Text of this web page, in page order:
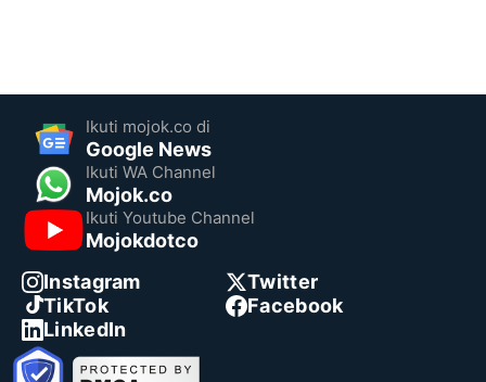
Ikuti mojok.co di
Google News
Ikuti WA Channel
Mojok.co
Ikuti Youtube Channel
Mojokdotco
Instagram
Twitter
TikTok
Facebook
LinkedIn